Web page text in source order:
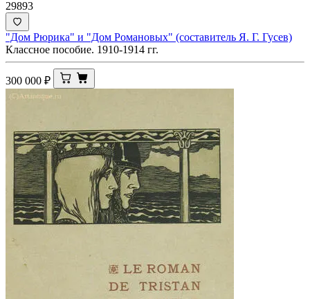
29893
"Дом Рюрика" и "Дом Романовых" (составитель Я. Г. Гусев)
Классное пособие. 1910-1914 гг.
300 000 ₽